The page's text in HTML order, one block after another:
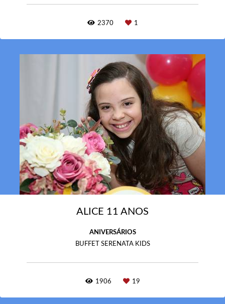
2370 1
ALICE 11 ANOS
ANIVERSÁRIOS
BUFFET SERENATA KIDS
1906 19